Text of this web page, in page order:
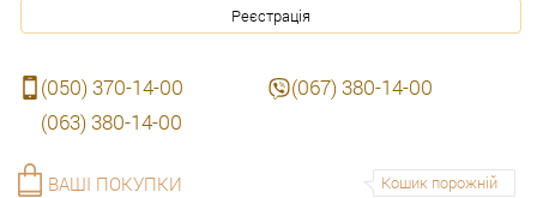
Реєстрація
(050) 370-14-00
(067) 380-14-00
(063) 380-14-00
Кошик порожній
ВАШІ ПОКУПКИ